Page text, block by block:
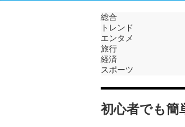
総合
トレンド
エンタメ
旅行
経済
スポーツ
初心者でも簡